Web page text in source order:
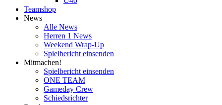
Teamshop
News
Alle News
Herren 1 News
Weekend Wrap-Up
Spielbericht einsenden
Mitmachen!
Spielbericht einsenden
ONE TEAM
Gameday Crew
Schiedsrichter